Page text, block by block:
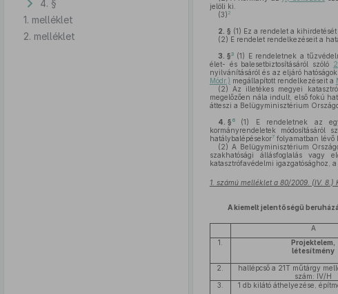
4. §
1. melléklet
2. melléklet
jelöli ki.
(3) 2
2. § (1) Ez a rendelet a
(2) E rendelet rendelkezéseit a
3. §3 (1) E rendeletnek a
élet- és balesetbiztosításáról szóló
nyilvánításáról és az eljáró
Módr.) megállapított rendelkezéseit a
(2) Az illetékes megyei
megelőzően nála indult, első fokú
átteszi a Belügyminisztérium
4. § 6 (1)
E rendeletnek az
kormányrendeletek módosításáról
hatálybalépésekor7folyamatban lévő
(2) A Belügyminisztérium
szakhatósági állásfoglalás vagy
katasztrófavédelmi igazgatósághoz,
1. számú melléklet a 80/2009. (IV. 8.)
A kiemelt jelentőségű
A
1.
Projektelem,
létesítmény
2.
hallépcső a 21T műtárgy
szám: IV/H
3.
1 db kilátó áthelyezése,